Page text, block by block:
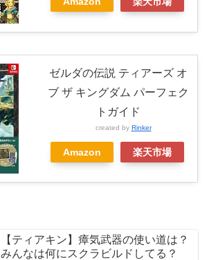
ゼルダの伝説 ティアーズ オ
ブ ザ キングダム パーフェク
トガイド
created by Rinker
Amazon 楽天市場
【ティアキン】瘴気武器の使い道は？
みんなは何にスクラビルドしてる？